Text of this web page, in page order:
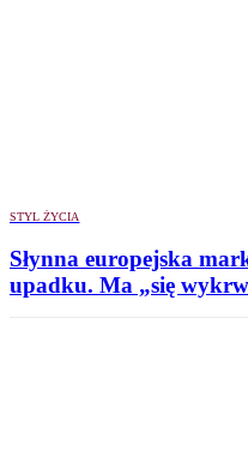
STYL ŻYCIA
Słynna europejska
upadku. Ma „się